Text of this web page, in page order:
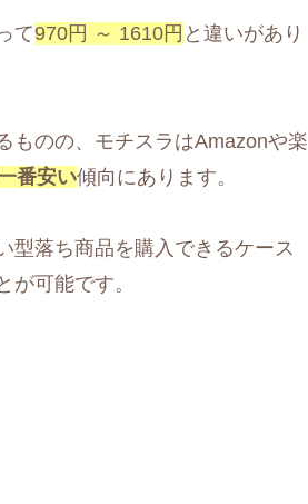
て970円 ～ 1610円 と違いがあり
ものの、モチスラはAmazonや楽
番安い傾向にあります。
型落ち商品を購入できるケース
可能です。